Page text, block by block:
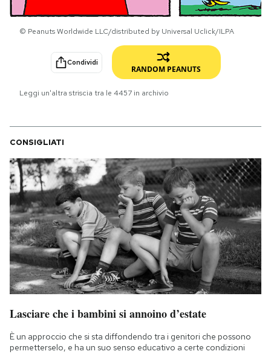
NEWSLETTER
I MIEI PREFERITI
SHOP
CALENDARIO
AREA PERSONALE
Area Personale
Newsletter
Regala il Post
Hai bisogno di aiuto?
Esci
© Peanuts Worldwide LLC/distributed by Universal Uclick/ILPA
Condividi
RANDOM PEANUTS
Leggi un'altra striscia tra le 4457 in archivio
CONSIGLIATI
Lasciare che i bambini si annoino d’estate
È un approccio che si sta diffondendo tra i genitori che possono
permetterselo, e ha un suo senso educativo a certe condizioni